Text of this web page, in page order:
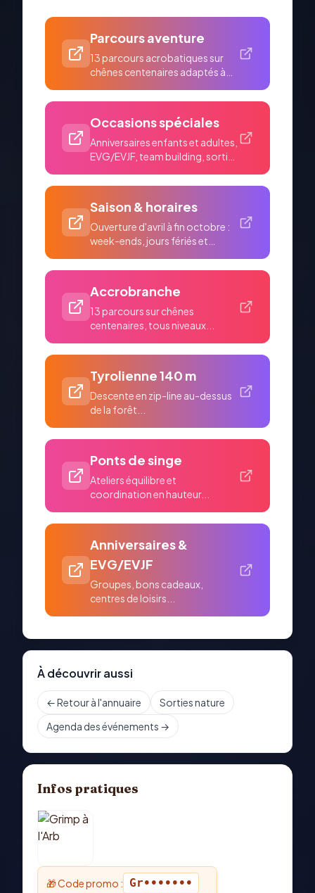
Parcours aventure
13 parcours acrobatiques sur
chênes centenaires adaptés à
Occasions spéciales
Anniversaires enfants et adultes,
EVG/EVJF, team building, sorties
Saison & horaires
Ouverture d'avril à fin octobre :
week-ends, jours fériés et
Accrobranche
13 parcours sur chênes
centenaires, tous niveaux...
Tyrolienne 140 m
Descente en zip-line au-dessus
de la forêt...
Ponts de singe
Ateliers équilibre et
coordination en hauteur...
Anniversaires &
EVG/EVJF
Groupes, bons cadeaux,
centres de loisirs...
À découvrir aussi
← Retour à l'annuaire
Sorties nature
Agenda des événements →
Infos pratiques
🎁 Code promo : Gr•••••••